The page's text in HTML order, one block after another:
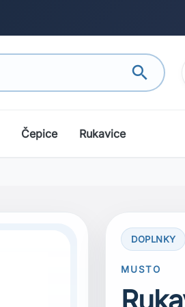
search
Čepice Rukavice
DOPLNKY
MUSTO